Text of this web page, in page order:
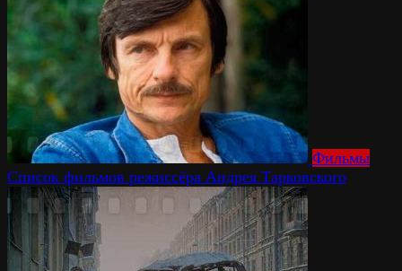
Фильмы
Список фильмов режиссёра Андрея Тарковского